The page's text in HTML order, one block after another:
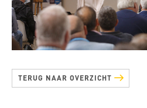
TERUG NAAR OVERZICHT